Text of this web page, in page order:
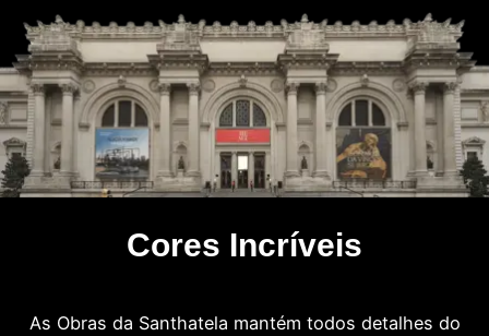
Cores Incríveis
As Obras da Santhatela mantém todos detalhes do